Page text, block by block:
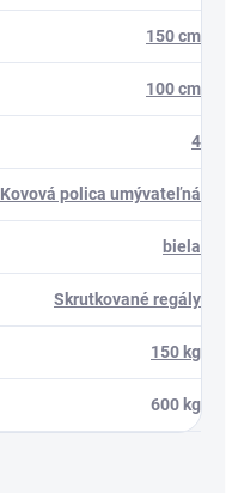
150 cm
100 cm
4
Kovová polica umývateľná
biela
Skrutkované regály
150 kg
600 kg